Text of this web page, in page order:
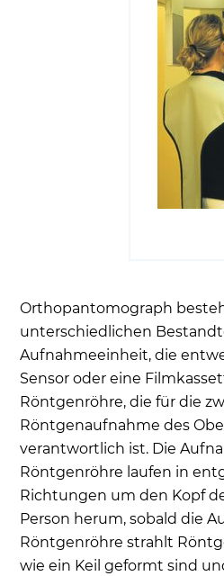
Orthopantomograph
unterschiedlichen
Aufnahmeeinheit, die
Sensor oder eine
Röntgenröhre, die für die
Röntgenaufnahme des
verantwortlich ist. Die
Röntgenröhre laufen in
Richtungen um den Kopf
Person herum, sobald die
Röntgenröhre strahlt
wie ein Keil geformt sind